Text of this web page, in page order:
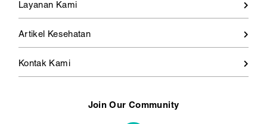
Layanan Kami
Artikel Kesehatan
Kontak Kami
Join Our Community